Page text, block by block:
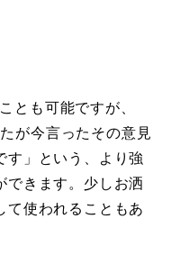
とも可能ですが、
が今言ったその意見
す」という、より強
できます。少しお洒
て使われることもあ